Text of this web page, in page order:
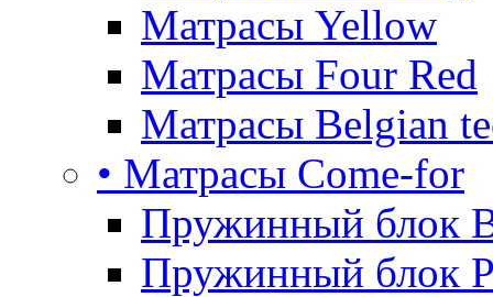
Матрасы Yellow
Матрасы Four Red
Матрасы Belgian
• Матрасы Come-for
Пружинный блок
Пружинный блок